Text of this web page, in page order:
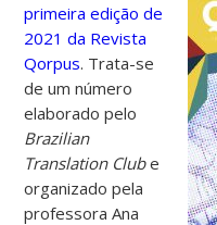
primeira edição de
2021da Revista
Qorpus. Trata-se
de um número
elaborado pelo
Brazilian
Translation Clube
organizado pela
professora Ana